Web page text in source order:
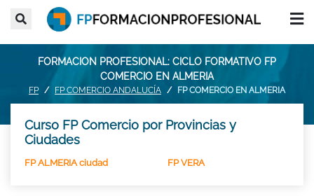
FORMACION PROFESIONAL: CICLO FORMATIVO FP
COMERCIO EN ALMERIA
FP FP COMERCIO ANDALUCÍA FP COMERCIO EN ALMERIA
Curso FP Comercio por Provincias y
Ciudades
FP ALMERIA ciudad FP VERA